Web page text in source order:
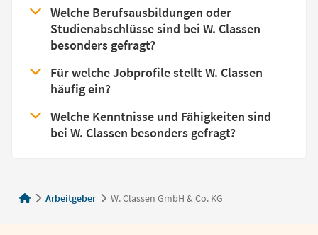
Welche Berufsausbildungen oder
Studienabschlüsse sind bei W. Classen
besonders gefragt?
Für welche Jobprofile stellt W. Classen
häufig ein?
Welche Kenntnisse und Fähigkeiten sind
bei W. Classen besonders gefragt?
Arbeitgeber W. Classen GmbH & Co. KG